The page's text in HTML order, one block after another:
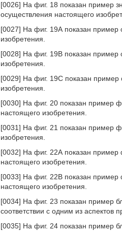
[0026] На фиг. 18 показан пример
осуществления настоящего
[0027] На фиг. 19А показан пример
изобретения.
[0028] На фиг. 19В показан пример
изобретения.
[0029] На фиг. 19С показан пример
изобретения.
[0030] На фиг. 20 показан пример
настоящего изобретения.
[0031] На фиг. 21 показан пример
изобретения.
[0032] На фиг. 22А показан пример
настоящего изобретения.
[0033] На фиг. 22В показан пример
настоящего изобретения.
[0034] На фиг. 23 показан пример
соответствии с одним из аспектов
[0035] На фиг. 24 показан пример